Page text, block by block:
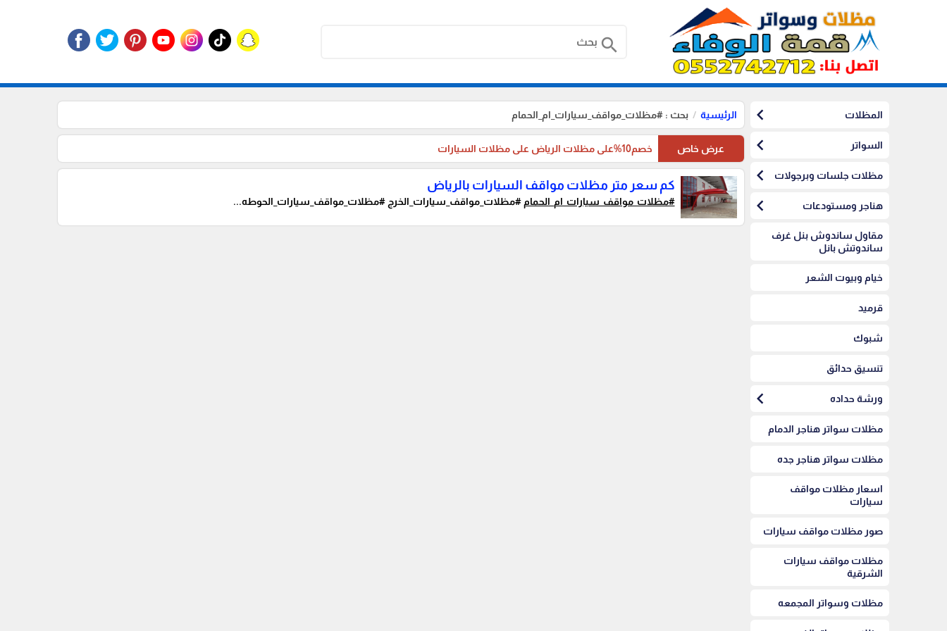
search
المظلات chevron_left
السواتر chevron_left
مظلات جلسات وبرجولات chevron_left
هناجر ومستودعات chevron_left
مقاول ساندوش بنل غرف
ساندوتش بانل
خيام وبيوت الشعر
قرميد
شبوك
تنسيق حدائق
ورشة حداده chevron_left
مظلات سواتر هناجر الدمام
مظلات سواتر هناجر جده
اسعار مظلات مواقف
سيارات
صور مظلات مواقف سيارات
مظلات مواقف سيارات
الشرقية
مظلات وسواتر المجمعه
الرئيسية بحث : #مظلات_مواقف_سيارات_ام_الحمام
عرض خاص خصم10%على مظلات الرياض على مظلات السيارات
كم سعر متر مظلات مواقف السيارات بالرياض
#مظلات_مواقف_سيارات_ام_الحمام#مظلات_مواقف_سيارات_الخرج #مظلات_مواقف_سيارات_الحوطه...